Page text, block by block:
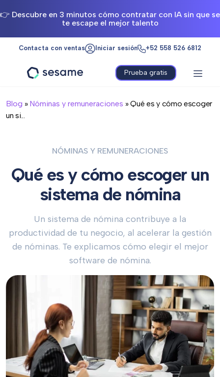
👉 Descubre en 3 minutos cómo contratar con IA sin que se
te escape el mejor talento
Contacta con ventas Iniciar sesión +52 558 526 6812
Prueba gratis
Blog » Nóminas y remuneraciones » Qué es y cómo escoger
un si...
NÓMINAS Y REMUNERACIONES
Qué es y cómo escoger un
sistema de nómina
Un sistema de nómina contribuye a la
productividad de tu negocio, al acelerar la gestión
de nóminas. Te explicamos cómo elegir el mejor
software de nómina.